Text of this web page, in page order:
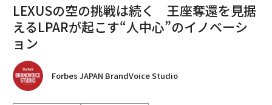
LEXUSの空の挑戦は続く 王座奪還を見据
えるLPARが起こす“人中心”のイノベーシ
ョン
Forbes JAPAN BrandVoice Studio